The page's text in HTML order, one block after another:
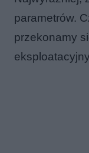
parametrów.
przekonamy